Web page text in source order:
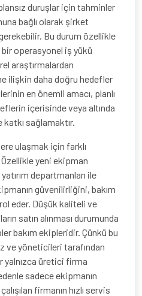
duruşlar için tahminler
bağlı olarak şirket
Bu durum özellikle
operasyonel iş yükü
araştırmalardan
ilişkin daha doğru hedefler
en önemli amacı, planlı
içerisinde veya altında
sağlamaktır.
ulaşmak için farklı
Özellikle yeni ekipman
departmanları ile
güvenilirliğini, bakım
eder. Düşük kaliteli ve
satın alınması durumunda
bakım ekipleridir. Çünkü bu
ve yöneticileri tarafından
yalnızca üretici firma
sadece ekipmanın
firmanın hızlı servis